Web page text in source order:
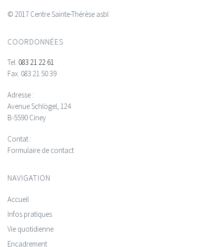
© 2017 Centre Sainte-Thérèse asbl
COORDONNÉES
Tel. 083 21 22 61
Fax. 083 21 50 39
Adresse :
Avenue Schlögel, 124
B-5590 Ciney
Contat :
Formulaire de contact
NAVIGATION
Accueil
Infos pratiques
Vie quotidienne
Encadrement